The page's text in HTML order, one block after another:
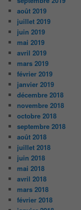
août 2019
juillet 2019
juin 2019
mai 2019
avril 2019
mars 2019
février 2019
janvier 2019
décembre 2018
novembre 2018
octobre 2018
septembre 2018
août 2018
juillet 2018
juin 2018
mai 2018
avril 2018
mars 2018
février 2018